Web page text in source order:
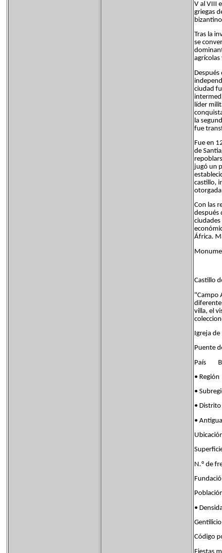
V al VIII
griegas
Tras la
se
ciudad
líder
la
fue
Fue en
de
jugó un
castillo,
Con las
después
África.
Castillo
"Campo
villa, el
Igreja
Puente
País
•
•
•
•
N.º de
•
Código